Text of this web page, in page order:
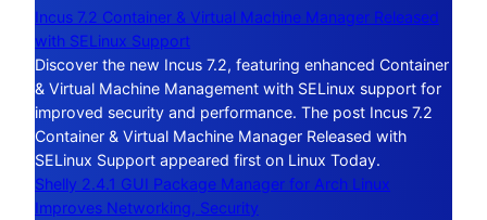
Incus 7.2 Container & Virtual Machine Manager Released
with SELinux Support
Discover the new Incus 7.2, featuring enhanced Container
& Virtual Machine Management with SELinux support for
improved security and performance. The post Incus 7.2
Container & Virtual Machine Manager Released with
SELinux Support appeared first on Linux Today.
Shelly 2.4.1 GUI Package Manager for Arch Linux
Improves Networking, Security